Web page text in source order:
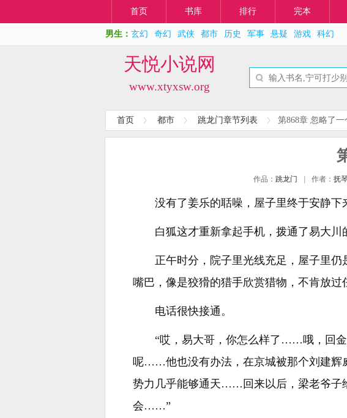
首页 书库 排行 完本
男生： 玄幻 奇幻 武侠 都市 历史 军事 悬疑 游戏 科幻
天悦小说网
www.xtyxsw.org
首页 都市 跳龙门章节列表 第868章 忽略了一
作品： 跳龙门 作者： 抚
没有了姜乐的聒噪，屋子里终于安静下
白狐这才重新拿起手机，拨通了易大川
正午时分，院子里光线充足，屋子里仍
嘴巴，像是狡猾的猎手欣赏猎物，不肯放过
电话很快接通。
“哎，易大哥，你怎么样了……哦，回
呢……他也没有办法，在京城被那个刘建辉
势力几乎能够通天……回来以后，梁老爷子
会……”